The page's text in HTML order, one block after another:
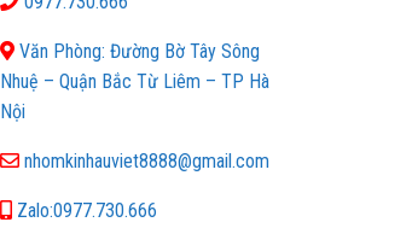
Văn Phòng: Đường Bờ Tây Sông
Nhuệ – Quận Bắc Từ Liêm – TP Hà
Nội
nhomkinhauviet8888@gmail.com
Zalo:0977.730.666